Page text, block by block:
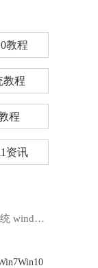
教程
教程
程
资讯
新版神州笔记本专用系统 windows10 64位 SP1 家庭旗舰版 V2021.07